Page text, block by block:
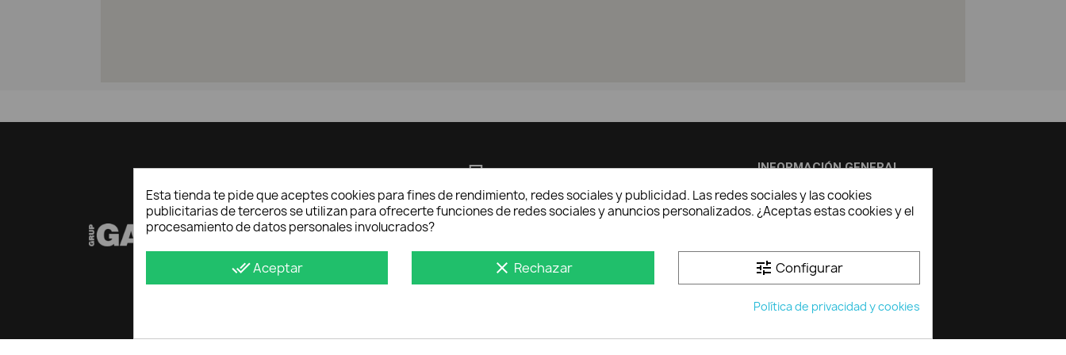
+34 93 441 23 82
LUNES a JUEVES:
7:00-13:00 y de 14:00-16h15
central@procarsl.com
INFORMACIÓN GENERAL
Aviso Legal
Política de cookies
Condiciones de compra
Esta tienda te pide que aceptes cookies para fines de rendimiento, redes sociales y publicidad. Las redes sociales y las cookies
publicitarias de terceros se utilizan para ofrecerte funciones de redes sociales y anuncios personalizados. ¿Aceptas estas cookies y el
procesamiento de datos personales involucrados?
done_allAceptar clear Rechazar tune Configurar
Política de privacidad y cookies